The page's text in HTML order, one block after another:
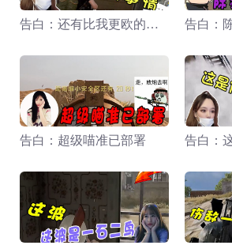
告白：还有比我更欧的嘛？
告白：超级喵准已部署